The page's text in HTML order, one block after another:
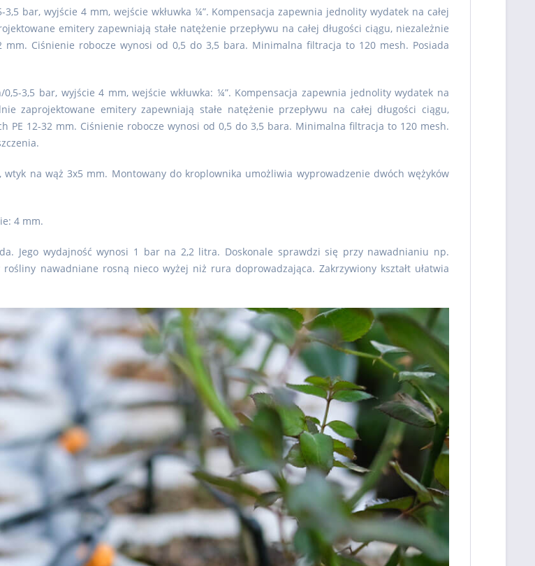
bar, wyjście 4 mm, wejście wkłuwka ¼”. Kompensacja zapewnia jednolity wydatek na całej
emitery zapewniają stałe natężenie przepływu na całej długości ciągu, niezależnie
Ciśnienie robocze wynosi od 0,5 do 3,5 bara. Minimalna filtracja to 120 mesh. Posiada
3,5 bar, wyjście 4 mm, wejście wkłuwka: ¼”. Kompensacja zapewnia jednolity wydatek na
zaprojektowane emitery zapewniają stałe natężenie przepływu na całej długości ciągu,
PE 12-32 mm. Ciśnienie robocze wynosi od 0,5 do 3,5 bara. Minimalna filtracja to 120 mesh.
na wąż 3x5 mm. Montowany do kroplownika umożliwia wyprowadzenie dwóch wężyków
4 mm.
Jego wydajność wynosi 1 bar na 2,2 litra. Doskonale sprawdzi się przy nawadnianiu np.
nawadniane rosną nieco wyżej niż rura doprowadzająca. Zakrzywiony kształt ułatwia